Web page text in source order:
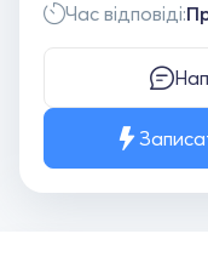
Час відповіді: